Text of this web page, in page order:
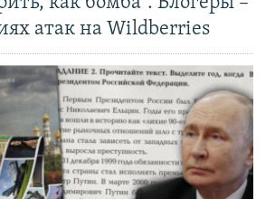
атак на Wildberries